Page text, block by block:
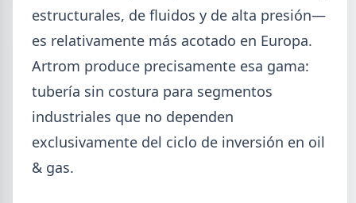
estructurales, de fluidos y de alta presión—
es relativamente más acotado en Europa.
Artrom produce precisamente esa gama:
tubería sin costura para segmentos
industriales que no dependen
exclusivamente del ciclo de inversión en oil
& gas.